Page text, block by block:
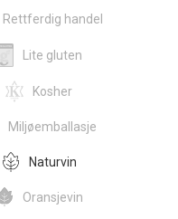
Rettferdig handel
Lite gluten
Kosher
Miljøemballasje
Naturvin
Oransjevin